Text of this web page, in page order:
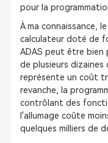
pour la
À ma connaissance,
calculateur doté de
ADAS peut être bien
de plusieurs dizaines
représente un coût
revanche, la
contrôlant des
l'allumage coûte
quelques milliers de